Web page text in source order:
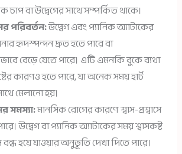
চাপ বা উদ্বেগের সাথে সম্পর্কিত থাকে।
পরিবর্তন:উদ্বেগ এবং প্যানিক অ্যাটাকের
হৃদস্পন্দন দ্রুত হতে পারে বা
বেড়ে যেতে পারে। এটি এমনকি বুকে ব্যথা
কারণও হতে পারে, যা অনেক সময় হার্ট
মেলানো হয়।
সমস্যা:মানসিক রোগের কারণে শ্বাস-প্রশ্বাসে
উদ্বেগ বা প্যানিক অ্যাটাকের সময় শ্বাসকষ্ট
বন্ধ হয়ে যাওয়ার অনুভূতি দেখা দিতে পারে।